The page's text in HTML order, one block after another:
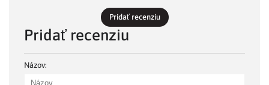
Pridať recenziu
Pridať recenziu
Názov: